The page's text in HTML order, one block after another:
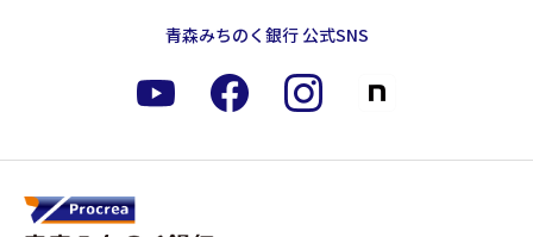
青森みちのく銀行 公式SNS